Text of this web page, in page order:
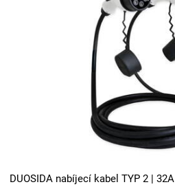
DUOSIDA nabíjecí kabel TYP 2 |